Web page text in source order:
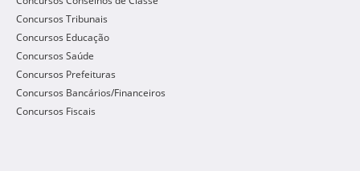
Concursos Tribunais
Concursos Educação
Concursos Saúde
Concursos Prefeituras
Concursos Bancários/Financeiros
Concursos Fiscais